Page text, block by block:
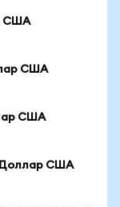
США
США
США
Доллар США